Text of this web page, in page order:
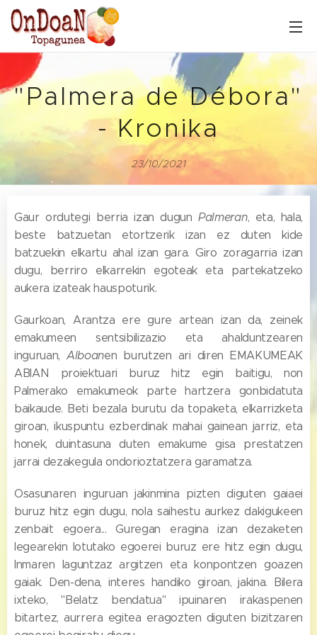
"Palmera de Débora"
- Kronika
23/10/2021
Gaur ordutegi berria izan dugunPalmeran, eta, hala,
beste batzuetan etortzerik izan ez duten kide
batzuekin elkartu ahal izan gara. Giro zoragarria izan
dugu, berriro elkarrekin egoteak eta partekatzeko
aukera izateak hauspoturik.
Gaurkoan, Arantza ere gure artean izan da, zeinek
emakumeen sentsibilizazio eta ahalduntzearen
inguruan, Alboanen burutzen ari diren EMAKUMEAK
ABIAN proiektuari buruz hitz egin baitigu, non
Palmerako emakumeok parte hartzera gonbidatuta
baikaude. Beti bezala burutu da topaketa, elkarrizketa
giroan, ikuspuntu ezberdinak mahai gainean jarriz, eta
honek, duintasuna duten emakume gisa prestatzen
jarrai dezakegula ondorioztatzera garamatza.
Osasunaren inguruan jakinmina pizten diguten gaiaei
buruz hitz egin dugu, nola saihestu aurkez dakigukeen
zenbait egoera... Guregan eragina izan dezaketen
legearekin lotutako egoerei buruz ere hitz egin dugu,
Inmaren laguntzaz argitzen eta konpontzen goazen
gaiak. Den-dena, interes handiko giroan, jakina. Bilera
ixteko, "Belatz bendatua" ipuinaren irakaspenen
bitartez, aurrera egitea eragozten diguten bizitzaren